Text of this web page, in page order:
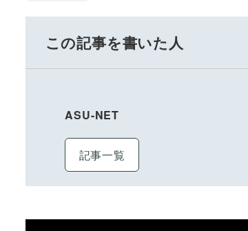
この記事を書いた人
ASU-NET
記事一覧